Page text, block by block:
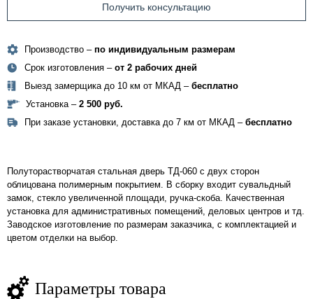
Получить консультацию
Производство – по индивидуальным размерам
Срок изготовления – от 2 рабочих дней
Выезд замерщика до 10 км от МКАД – бесплатно
Установка – 2 500 руб.
При заказе установки, доставка до 7 км от МКАД – бесплатно
Полуторастворчатая стальная дверь ТД-060 с двух сторон
облицована полимерным покрытием. В сборку входит сувальдный
замок, стекло увеличенной площади, ручка-скоба. Качественная
установка для административных помещений, деловых центров и тд.
Заводское изготовление по размерам заказчика, с комплектацией и
цветом отделки на выбор.
Параметры товара